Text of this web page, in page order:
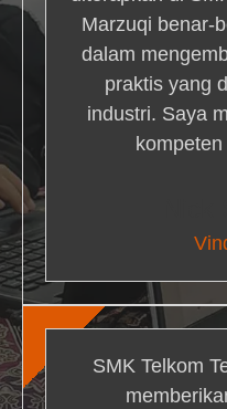
Marzuqi benar-
dalam
praktis yang
industri. Saya
SMK Telkom